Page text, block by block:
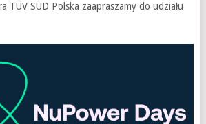
TÜV SÜD Polska zaapraszamy do udziału